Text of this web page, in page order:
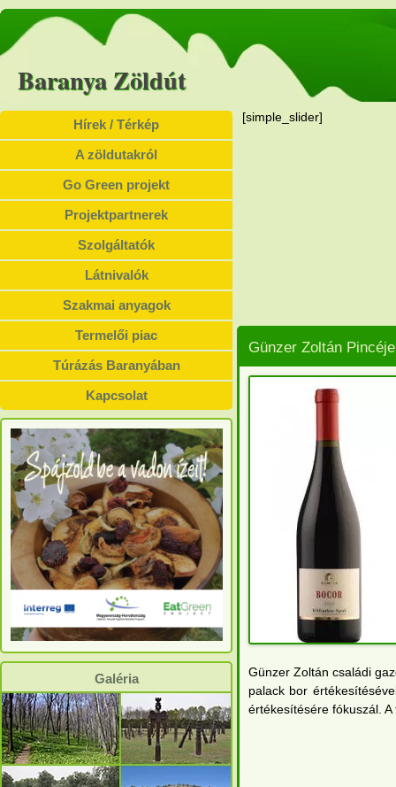
Baranya Zöldút
[simple_slider]
Hírek / Térkép
A zöldutakról
Go Green projekt
Projektpartnerek
Szolgáltatók
Látnivalók
Szakmai anyagok
Termelői piac
Túrázás Baranyában
Kapcsolat
Galéria
Günzer Zoltán Pincéje
Günzer Zoltán családi
palack bor
értékesítésére fókuszál.